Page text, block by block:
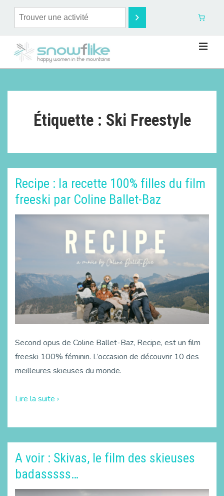
Étiquette : Ski Freestyle
Recipe : la recette 100% filles du film
freeski par Coline Ballet-Baz
Second opus de Coline Ballet-Baz, Recipe, est un film
freeski 100% féminin. L’occasion de découvrir 10 des
meilleures skieuses du monde.
Lire la suite ›
A voir : Skivas, le film des skieuses
badasssss…